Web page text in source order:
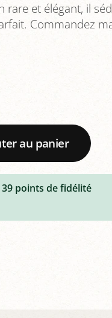
rare et élégant, il
Commandez
au panier
39 points de fidélité